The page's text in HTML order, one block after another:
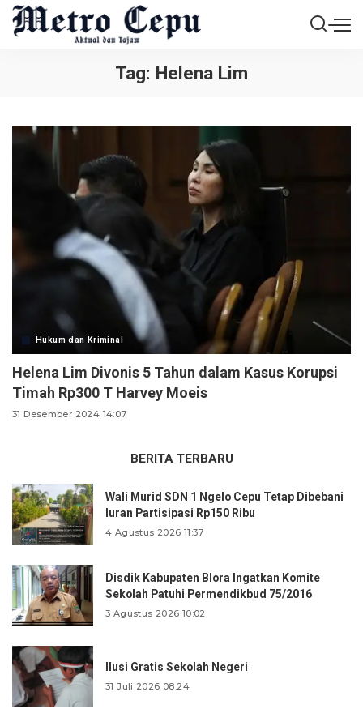
Tag: Helena Lim
Hukum dan Kriminal
Helena Lim Divonis 5 Tahun dalam Kasus Korupsi
Timah Rp300 T Harvey Moeis
31 Desember 2024 14:07
BERITA TERBARU
Wali Murid SDN 1 Ngelo Cepu Tetap Dibebani
Iuran Partisipasi Rp150 Ribu
4 Agustus 2026 11:37
Disdik Kabupaten Blora Ingatkan Komite
Sekolah Patuhi Permendikbud 75/2016
3 Agustus 2026 10:02
Ilusi Gratis Sekolah Negeri
31 Juli 2026 08:24